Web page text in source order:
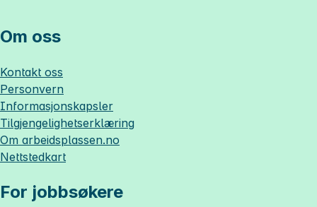
Om oss
Kontakt oss
Personvern
Informasjonskapsler
Tilgjengelighetserklæring
Om arbeidsplassen.no
Nettstedkart
For jobbsøkere